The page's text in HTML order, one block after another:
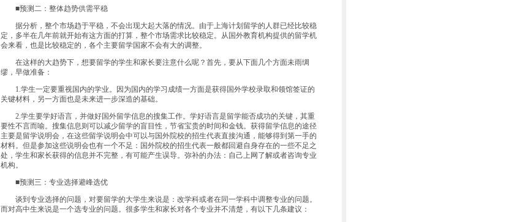
■预测二：整体趋势供需平稳
据分析，整个市场趋于平稳，不会出现大起大落的情况。由于上海计划留学的人群已经比较稳
定，多半在几年前就开始有这方面的打算，整个市场需求比较稳定。从国外教育机构提供的留学机
会来看，也是比较稳定的，各个主要留学国家不会有大的调整。
在这样的大趋势下，想要留学的学生和家长要注意什么呢？首先，要从下面几个方面未雨绸
缪，早做准备：
1.学生一定要重视国内的学业。因为国内的学习成绩一方面是获得国外学校录取和领馆签证的
关键材料，另一方面也是未来进一步深造的基础。
2.学生要学好语言，并做好国外留学信息的搜集工作。学好语言是留学能否成功的关键，其重
要性不言而喻。搜集信息则可以减少留学的盲目性，节省宝贵的时间和金钱。获得留学信息的途径
主要是留学说明会，在这些留学说明会中可以与国外院校的招生代表直接沟通，能够得到第一手的
材料。但是参加这些说明会也有一个不足：国外院校的招生代表一般都回避自身存在的一些不足之
处，学生和家长获得的信息并不完整，有可能产生误导。弥补的办法：自己上网了解或者咨询专业
机构。
■预测三：专业选择避峰选优
谈到专业选择的问题，对要留学的大学生来说是：改学科或者在同一学科中调整专业的问题。
而对高中生来说是一个选专业的问题。很多学生和家长对各个专业并不清楚，有以下几条建议：